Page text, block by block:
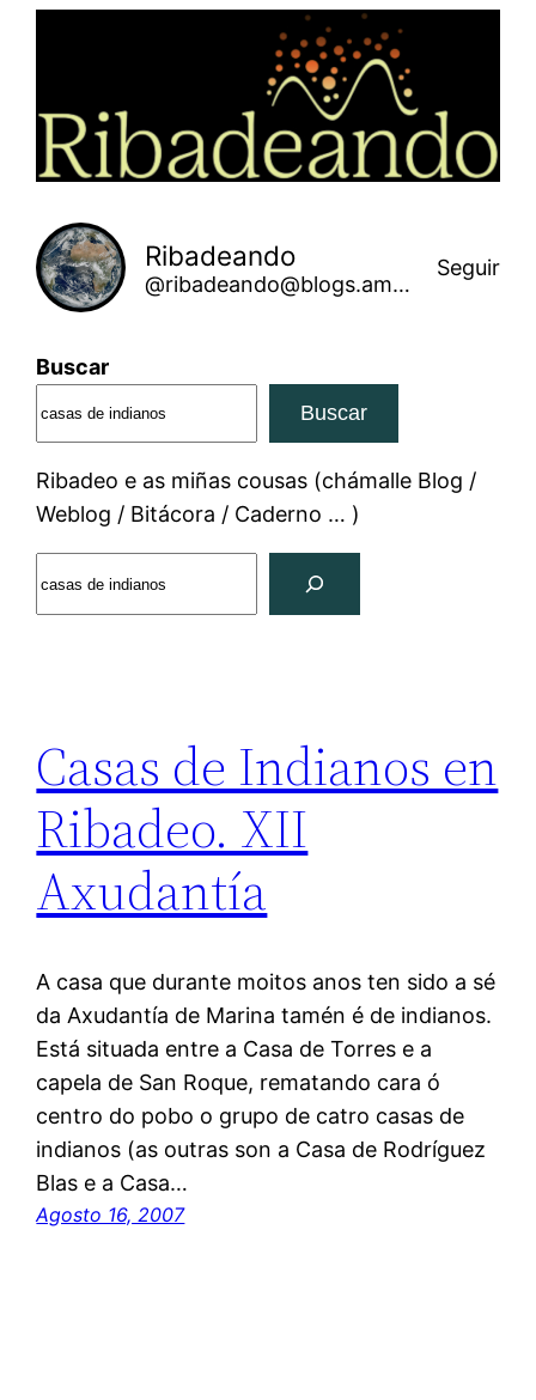
Ribadeando
@ribadeando@blogs.amarinha.gal
Seguir
Buscar
Buscar
Ribadeo e as miñas cousas (chámalle Blog /
Weblog / Bitácora / Caderno … )
Casas de Indianos en
Ribadeo. XII
Axudantía
A casa que durante moitos anos ten sido a sé
da Axudantía de Marina tamén é de indianos.
Está situada entre a Casa de Torres e a
capela de San Roque, rematando cara ó
centro do pobo o grupo de catro casas de
indianos (as outras son a Casa de Rodríguez
Blas e a Casa…
Agosto 16, 2007